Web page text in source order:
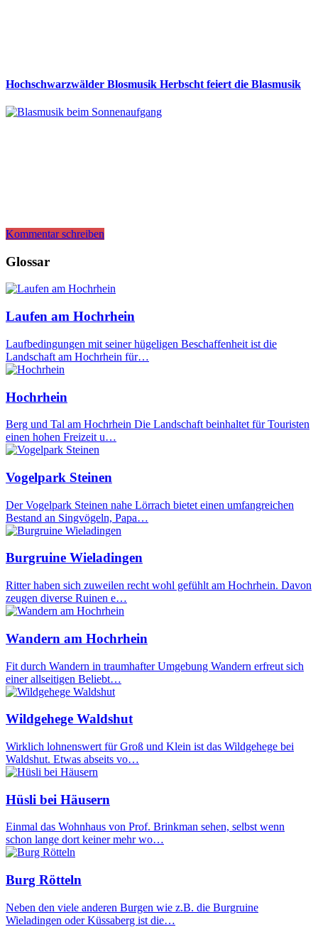
Hochschwarzwälder Blosmusik Herbscht feiert die Blasmusik
Kommentar schreiben
Glossar
Laufen am Hochrhein
Laufbedingungen mit seiner hügeligen Beschaffenheit ist die
Landschaft am Hochrhein für…
Hochrhein
Berg und Tal am Hochrhein Die Landschaft beinhaltet für Touristen
einen hohen Freizeit u…
Vogelpark Steinen
Der Vogelpark Steinen nahe Lörrach bietet einen umfangreichen
Bestand an Singvögeln, Papa…
Burgruine Wieladingen
Ritter haben sich zuweilen recht wohl gefühlt am Hochrhein. Davon
zeugen diverse Ruinen e…
Wandern am Hochrhein
Fit durch Wandern in traumhafter Umgebung Wandern erfreut sich
einer allseitigen Beliebt…
Wildgehege Waldshut
Wirklich lohnenswert für Groß und Klein ist das Wildgehege bei
Waldshut. Etwas abseits vo…
Hüsli bei Häusern
Einmal das Wohnhaus von Prof. Brinkman sehen, selbst wenn
schon lange dort keiner mehr wo…
Burg Rötteln
Neben den viele anderen Burgen wie z.B. die Burgruine
Wieladingen oder Küssaberg ist die…